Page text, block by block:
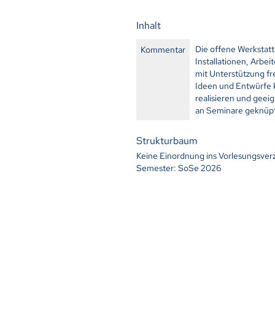
Inhalt
Kommentar
Die offene
Installationen,
mit Unterstützung
Ideen und Entwürfe
realisieren und
an Seminare
Strukturbaum
Keine Einordnung ins
Semester: SoSe 2026